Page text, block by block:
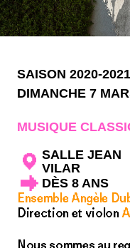
SAISON 2020-2021
DIMANCHE 7
MUSIQUE
SALLE JEAN
VILAR
DÈS 8 ANS
Ensemble Angèle
Direction et violon